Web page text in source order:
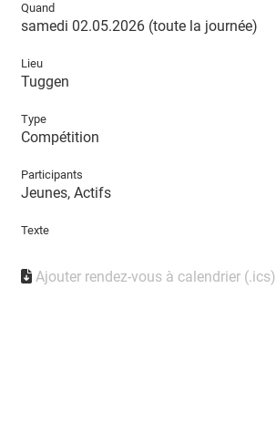
Quand
samedi 02.05.2026 (toute la journée)
Lieu
Tuggen
Type
Compétition
Participants
Jeunes, Actifs
Texte
Ajouter rendez-vous à calendrier (.ics)